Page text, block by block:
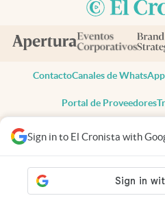
Sign in to El Cronista with
ContactoCanales de WhatsApp
Portal de Proveedores
Todos los